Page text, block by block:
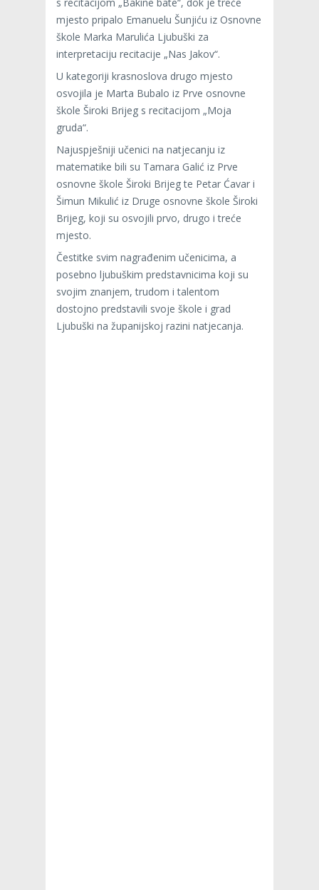
mjesto pripalo Emanuelu Šunjiću iz Osnovne
škole Marka Marulića Ljubuški za
interpretaciju recitacije „Nas Jakov“.
U kategoriji krasnoslova drugo mjesto
osvojila je Marta Bubalo iz Prve osnovne
škole Široki Brijeg s recitacijom „Moja
gruda“.
Najuspješniji učenici na natjecanju iz
matematike bili su Tamara Galić iz Prve
osnovne škole Široki Brijeg te Petar Ćavar i
Šimun Mikulić iz Druge osnovne škole Široki
Brijeg, koji su osvojili prvo, drugo i treće
mjesto.
Čestitke svim nagrađenim učenicima, a
posebno ljubuškim predstavnicima koji su
svojim znanjem, trudom i talentom
dostojno predstavili svoje škole i grad
Ljubuški na županijskoj razini natjecanja.